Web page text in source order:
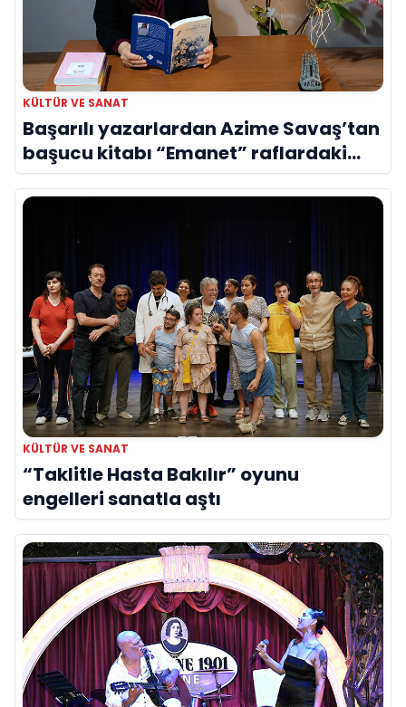
KÜLTÜR VE SANAT
Başarılı yazarlardan Azime Savaş’tan
başucu kitabı “Emanet” raflardaki
yerini aldı
KÜLTÜR VE SANAT
“Taklitle Hasta Bakılır” oyunu
engelleri sanatla aştı